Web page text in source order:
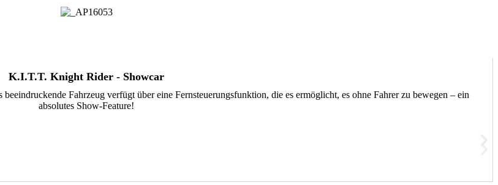
K.I.T.T. Knight Rider - Showcar
Fahrzeug verfügt über eine Fernsteuerungsfunktion, die es ermöglicht, es ohne Fahrer zu bewegen – ein
absolutes Show-Feature!